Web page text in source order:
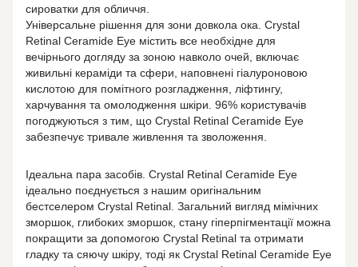
сироватки для обличчя.
Універсальне рішення для зони довкола ока. Crystal
Retinal Ceramide Eye містить все необхідне для
вечірнього догляду за зоною навколо очей, включає
живильні кераміди та сфери, наповнені гіалуроновою
кислотою для помітного розгладження, ліфтингу,
харчування та омолодження шкіри. 96% користувачів
погоджуються з тим, що Crystal Retinal Ceramide Eye
забезпечує тривале живлення та зволоження.
Ідеальна пара засобів. Crystal Retinal Ceramide Eye
ідеально поєднується з нашим оригінальним
бестселером Crystal Retinal. Загальний вигляд мімічних
зморшок, глибоких зморшок, стану гіперпігментації можна
покращити за допомогою Crystal Retinal та отримати
гладку та сяючу шкіру, тоді як Crystal Retinal Ceramide Eye